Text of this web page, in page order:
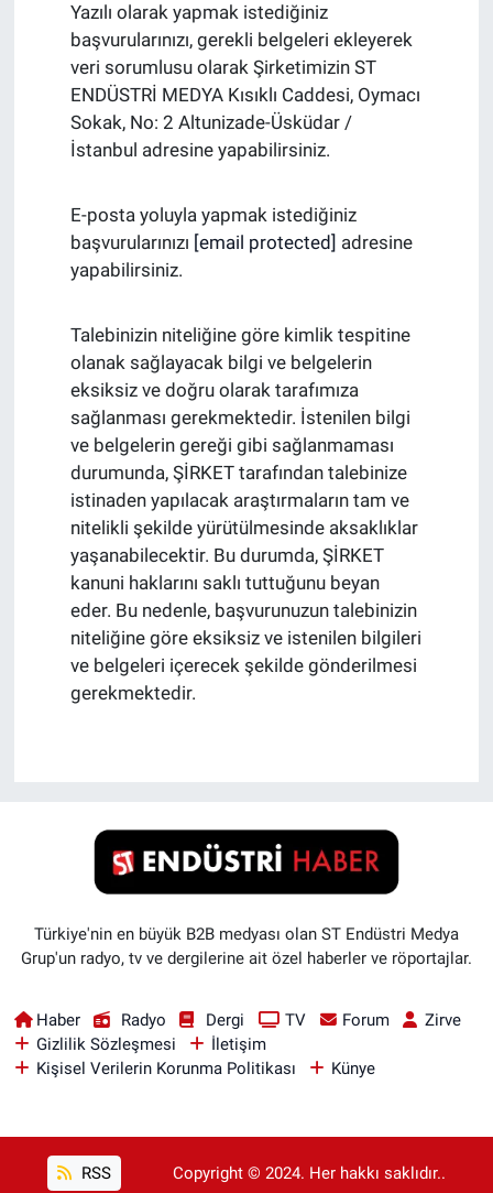
Yazılı olarak yapmak istediğiniz
başvurularınızı, gerekli belgeleri ekleyerek
veri sorumlusu olarak Şirketimizin ST
ENDÜSTRİ MEDYA Kısıklı Caddesi, Oymacı
Sokak, No: 2 Altunizade-Üsküdar /
İstanbul adresine yapabilirsiniz.
E-posta yoluyla yapmak istediğiniz
başvurularınızı [email protected] adresine
yapabilirsiniz.
Talebinizin niteliğine göre kimlik tespitine
olanak sağlayacak bilgi ve belgelerin
eksiksiz ve doğru olarak tarafımıza
sağlanması gerekmektedir. İstenilen bilgi
ve belgelerin gereği gibi sağlanmaması
durumunda, ŞİRKET tarafından talebinize
istinaden yapılacak araştırmaların tam ve
nitelikli şekilde yürütülmesinde aksaklıklar
yaşanabilecektir. Bu durumda, ŞİRKET
kanuni haklarını saklı tuttuğunu beyan
eder. Bu nedenle, başvurunuzun talebinizin
niteliğine göre eksiksiz ve istenilen bilgileri
ve belgeleri içerecek şekilde gönderilmesi
gerekmektedir.
Türkiye'nin en büyük B2B medyası olan ST Endüstri Medya
Grup'un radyo, tv ve dergilerine ait özel haberler ve röportajlar.
Haber Radyo Dergi TV Forum
Zirve
Gizlilik Sözleşmesi
İletişim
Kişisel Verilerin Korunma Politikası
Künye
RSS Copyright © 2024. Her hakkı saklıdır..